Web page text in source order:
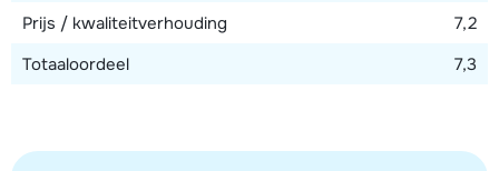
Prijs / kwaliteitverhouding
7,2
Totaaloordeel
7,3